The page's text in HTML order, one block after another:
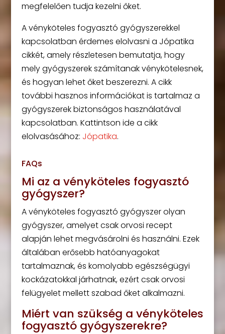
megfelelően tudja kezelni őket.
A vényköteles fogyasztó gyógyszerekkel
kapcsolatban érdemes elolvasni a Jópatika
cikkét, amely részletesen bemutatja, hogy
mely gyógyszerek számítanak vénykötelesnek,
és hogyan lehet őket beszerezni. A cikk
további hasznos információkat is tartalmaz a
gyógyszerek biztonságos használatával
kapcsolatban. Kattintson ide a cikk
elolvasásához: Jópatika.
FAQs
Mi az a vényköteles fogyasztó
gyógyszer?
A vényköteles fogyasztó gyógyszer olyan
gyógyszer, amelyet csak orvosi recept
alapján lehet megvásárolni és használni. Ezek
általában erősebb hatóanyagokat
tartalmaznak, és komolyabb egészségügyi
kockázatokkal járhatnak, ezért csak orvosi
felügyelet mellett szabad őket alkalmazni.
Miért van szükség a vényköteles
fogyasztó gyógyszerekre?